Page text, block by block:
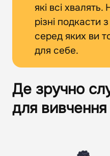
які всі
різні подкасти
серед яких ви
для себе.
Де зручно
для вивчення